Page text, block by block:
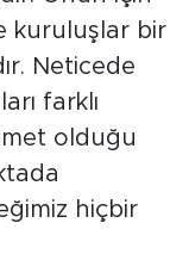
kuruluşlar bir
Neticede
farklı
olduğu
hiçbir